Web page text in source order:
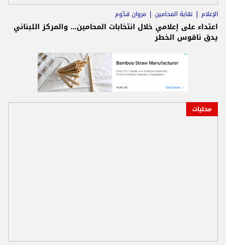
الإعلام نقابة المحامين مروان قدّوم
اعتداء على إعلامي خلال انتخابات المحامين… والمركز اللبناني
يدق ناقوس الخطر
محليات